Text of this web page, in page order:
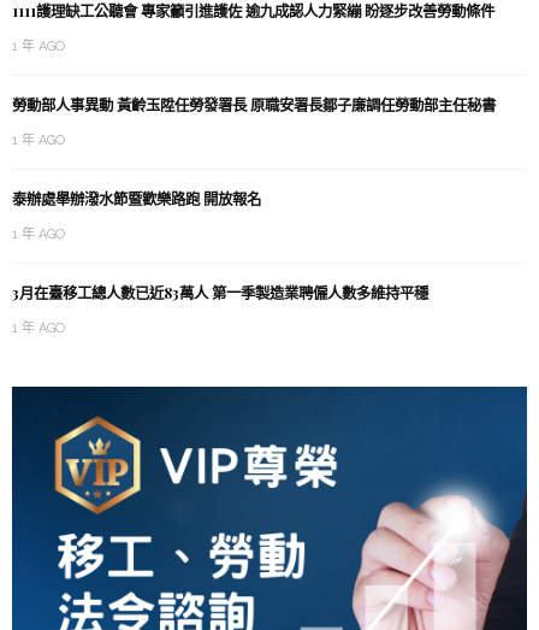
1111護理缺工公聽會 專家籲引進護佐 逾九成認人力緊繃 盼逐步改善勞動條件
1 年 AGO
勞動部人事異動 黃齡玉陞任勞發署長 原職安署長鄒子廉調任勞動部主任秘書
1 年 AGO
泰辦處舉辦潑水節暨歡樂路跑 開放報名
1 年 AGO
3月在臺移工總人數已近83萬人 第一季製造業聘僱人數多維持平穩
1 年 AGO